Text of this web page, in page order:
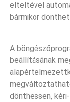
elteltével
bármikor
A
beállításának
dönthessen,